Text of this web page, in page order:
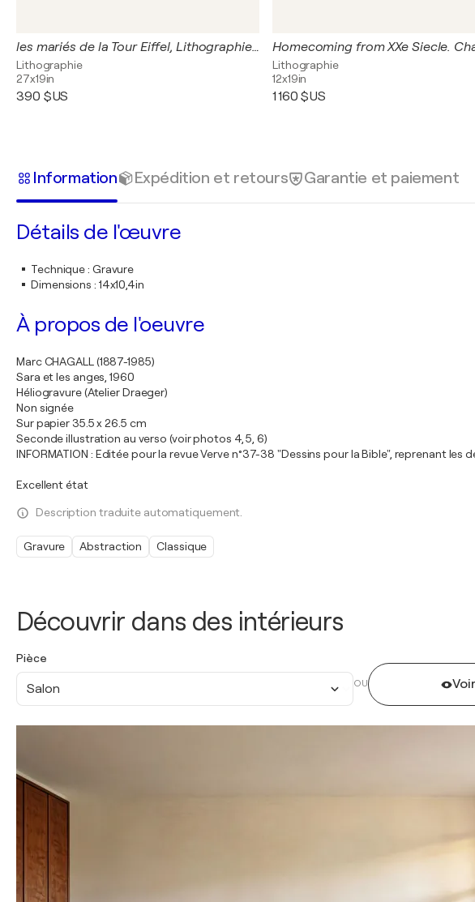
Découvrir dans des intérieurs
Pièce
Salon OU
les mariés de la Tour Eiffel, Lithographie signée
Lithographie
27x19in
390 $US
Lithographie
12x19in
1 160 $US
Information Expédition et retours Garantie et paiement
Détails de l'œuvre
Technique: Gravure
Dimensions : 14x10,4in
À propos de l'oeuvre
Marc CHAGALL (1887-1985)
Sara et les anges, 1960
Héliogravure (Atelier Draeger)
Non signée
Sur papier 35.5 x 26.5 cm
Seconde illustration au verso (voir photos 4, 5, 6)
INFORMATION : Editée pour la revue Verve n°37-38 "Dessins pour la Bible", reprenant
Excellent état
Description traduite automatiquement.
Gravure Abstraction Classique